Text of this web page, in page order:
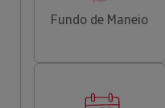
Fundo de Maneio